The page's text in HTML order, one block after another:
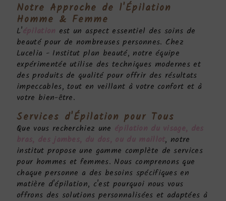
Notre Approche de l'Épilation
Homme & Femme
L'épilation est un aspect essentiel des soins de
beauté pour de nombreuses personnes. Chez
Lucelia - Institut plan beauté, notre équipe
expérimentée utilise des techniques modernes et
des produits de qualité pour offrir des résultats
impeccables, tout en veillant à votre confort et à
votre bien-être.
Services d'Épilation pour Tous
Que vous recherchiez une épilation du visage, des
bras, des jambes, du dos, ou du maillot, notre
institut propose une gamme complète de services
pour hommes et femmes. Nous comprenons que
chaque personne a des besoins spécifiques en
matière d'épilation, c'est pourquoi nous vous
offrons des solutions personnalisées et adaptées à